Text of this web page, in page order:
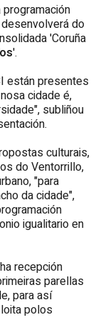
do
'Coruña
'.
están presentes
cidade é,
subliñou
culturais,
do Ventorrillo,
"para
da cidade",
igualitario en
recepción
parellas
para así
polos